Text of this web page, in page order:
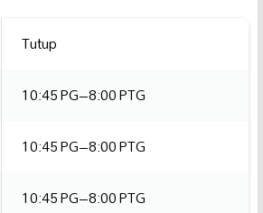
Tutup
10:45 PG–8:00 PTG
10:45 PG–8:00 PTG
10:45 PG–8:00 PTG